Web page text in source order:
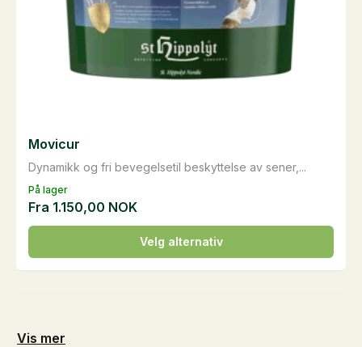
På lager
Dynamikk og fri bevegelsetil beskyttelse av sener,...
Movicur
Fra 1.150,00 NOK
Velg alternativ
Dette
produktet
har
Alternativene
Vis mer